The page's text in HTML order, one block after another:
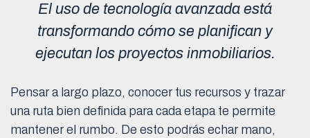
El uso de tecnología avanzada está
transformando cómo se planifican y
ejecutan los proyectos inmobiliarios.
Pensar a largo plazo, conocer tus recursos y trazar
una ruta bien definida para cada etapa te permite
mantener el rumbo. De esto podrás echar mano,